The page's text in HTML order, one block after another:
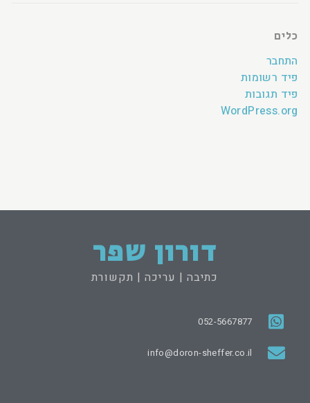
כלים
התחבר
פיד רשומות
פיד תגובות
WordPress.org
דורון שפר
כתיבה | עריכה | תקשורת
052-5667877
info@doron-sheffer.co.il